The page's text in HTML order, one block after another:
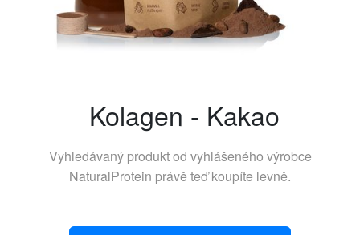
Kolagen - Kakao
Vyhledávaný produkt od vyhlášeného výrobce
NaturalProtein právě teď koupíte levně.